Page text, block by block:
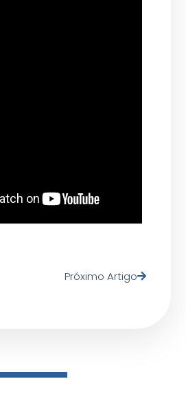
Próximo Artigo